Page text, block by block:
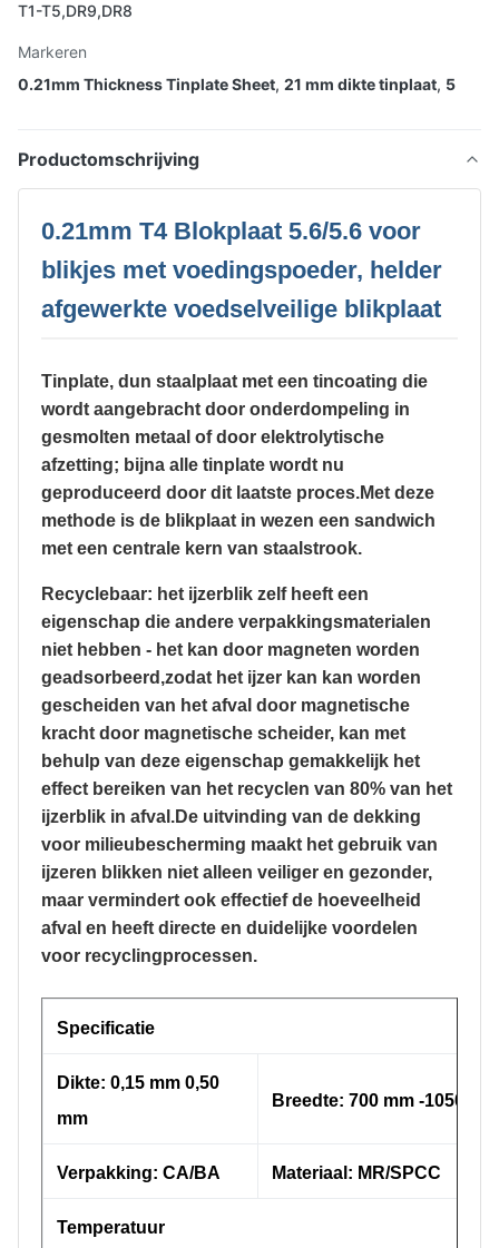
T1-T5,DR9,DR8
Markeren
0.21mm Thickness Tinplate Sheet, 21 mm dikte tinplaat, 5
Productomschrijving
0.21mm T4 Blokplaat 5.6/5.6 voor
blikjes met voedingspoeder, helder
afgewerkte voedselveilige blikplaat
Tinplate, dun staalplaat met een tincoating die
wordt aangebracht door onderdompeling in
gesmolten metaal of door elektrolytische
afzetting; bijna alle tinplate wordt nu
geproduceerd door dit laatste proces.Met deze
methode is de blikplaat in wezen een sandwich
met een centrale kern van staalstrook.
Recyclebaar: het ijzerblik zelf heeft een
eigenschap die andere verpakkingsmaterialen
niet hebben - het kan door magneten worden
geadsorbeerd,zodat het ijzer kan kan worden
gescheiden van het afval door magnetische
kracht door magnetische scheider, kan met
behulp van deze eigenschap gemakkelijk het
effect bereiken van het recyclen van 80% van het
ijzerblik in afval.De uitvinding van de dekking
voor milieubescherming maakt het gebruik van
ijzeren blikken niet alleen veiliger en gezonder,
maar vermindert ook effectief de hoeveelheid
afval en heeft directe en duidelijke voordelen
voor recyclingprocessen.
Specificatie
Dikte: 0,15 mm 0,50
mm
Breedte: 700 mm -1050 mm
Verpakking: CA/BA Materiaal: MR/SPCC
Temperatuur